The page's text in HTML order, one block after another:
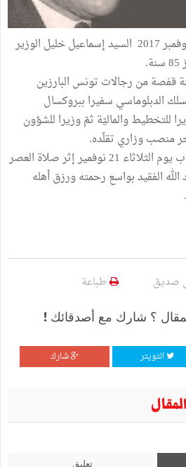
توفي ظهر يوم الإثنين 20 نوفمبر 2017 السيد إسماعيل خليل الوزير
قفصة من رجالات تونس البارزين
الدبلوماسي سفيرا ببروكسال
والماليّة ثمّ وزيرا للشؤون
وسيوارى جثمانه الطاهر التراب يوم الثلاثاء 21 نوفمير إثر صلاة العصر
الفقيد بواسع رحمته ورزق أهله
صديق طباعة
؟ شارك مع أصدقائك !
التويتر شارك
تعليق